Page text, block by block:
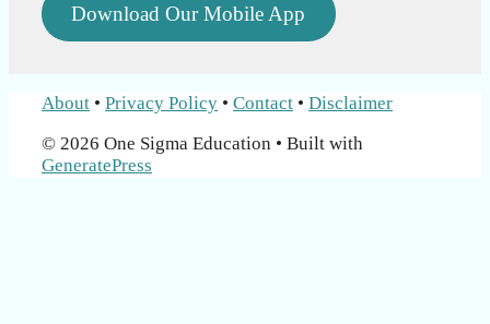
Download Our Mobile App
About • Privacy Policy • Contact • Disclaimer
© 2026 One Sigma Education • Built with
GeneratePress